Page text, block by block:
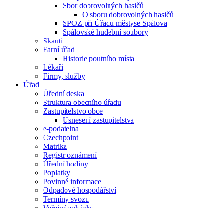
Sbor dobrovolných hasičů
O sboru dobrovolných hasičů
SPOZ při Úřadu městyse Spálova
Spálovské hudební soubory
Skauti
Farní úřad
Historie poutního místa
Lékaři
Firmy, služby
Úřad
Úřední deska
Struktura obecního úřadu
Zastupitelstvo obce
Usnesení zastupitelstva
e-podatelna
Czechpoint
Matrika
Registr oznámení
Úřední hodiny
Poplatky
Povinné informace
Odpadové hospodářství
Termíny svozu